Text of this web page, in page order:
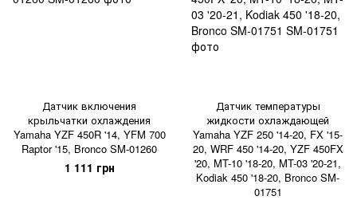
Датчик включения
крыльчатки охлаждения
Yamaha YZF 450R '14, YFM 700
Raptor '15, Bronco SM-01260
1 111 грн
Датчик температуры
жидкости охлаждающей
Yamaha YZF 250 '14-20, FX '15-
20, WRF 450 '14-20, YZF 450FX
'20, MT-10 '18-20, MT-03 '20-21,
Kodiak 450 '18-20, Bronco SM-
01751